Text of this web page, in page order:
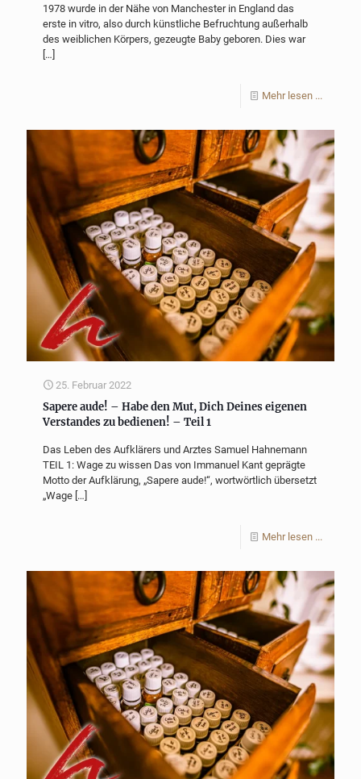
1978 wurde in der Nähe von Manchester in England das
erste in vitro, also durch künstliche Befruchtung außerhalb
des weiblichen Körpers, gezeugte Baby geboren. Dies war
[…]
Mehr lesen ...
25. Februar 2022
Sapere aude! – Habe den Mut, Dich Deines eigenen
Verstandes zu bedienen! – Teil 1
Das Leben des Aufklärers und Arztes Samuel Hahnemann
TEIL 1: Wage zu wissen Das von Immanuel Kant geprägte
Motto der Aufklärung, „Sapere aude!“, wortwörtlich übersetzt
„Wage […]
Mehr lesen ...